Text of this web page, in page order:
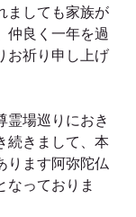
ましても家族が
仲良く一年を過
お祈り申し上げ
霊場巡りにおき
続きまして、本
ります阿弥陀仏
なっておりま